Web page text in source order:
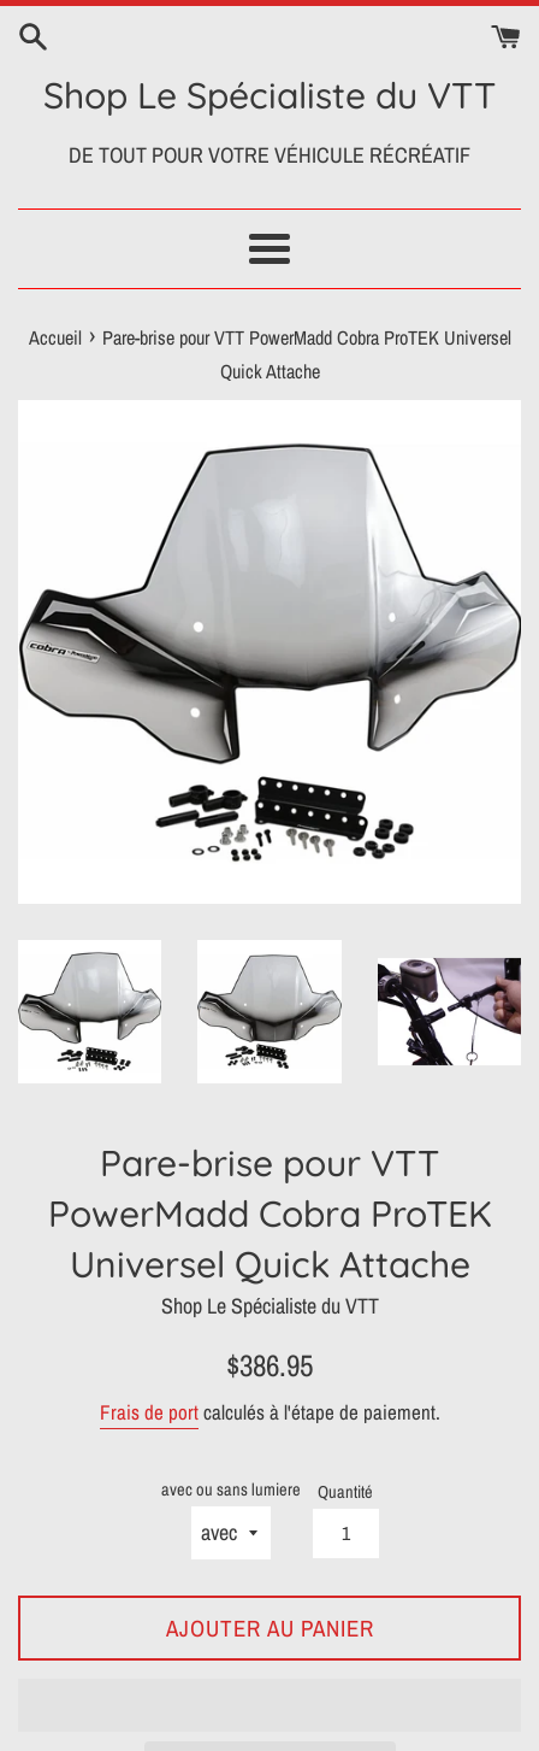
Passer
contenuShop Le Spécialiste du VTT
DE TOUT POUR VOTRE VÉHICULE RÉCRÉATIF
Menu
Accueil › Pare-brise pour VTT PowerMadd Cobra ProTEK Universel
Quick Attache
Pare-brise pour VTT
PowerMadd Cobra ProTEK
Universel Quick Attache
Shop Le Spécialiste du VTT
Prix
$386.95
Frais de portcalculés à l'étape de paiement.
avec ou sans lumiere Quantité
AJOUTER AU PANIER